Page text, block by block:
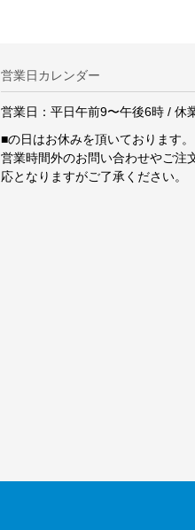
営業日カレンダー
営業日：平日午前9〜午後6時 / 休
■の日はお休みを頂いております。
営業時間外のお問い合わせやご注
応となりますがご了承ください。